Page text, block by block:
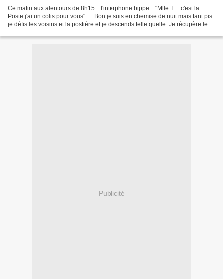
Ce matin aux alentours de 8h15....l'interphone bippe...."Mlle T.....c'est la
Poste j'ai un colis pour vous"..... Bon je suis en chemise de nuit mais tant pis
je défis les voisins et la postière et je descends telle quelle. Je récupère le
Publicité